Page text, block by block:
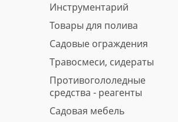
Инструментарий
Товары для полива
Садовые ограждения
Травосмеси, сидераты
Противогололедные
средства - реагенты
Садовая мебель